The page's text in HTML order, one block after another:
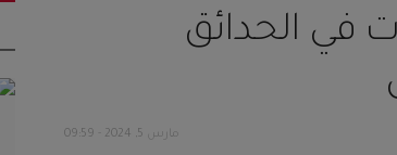
في الحدائق
مارس 5, 2024 - 09:59